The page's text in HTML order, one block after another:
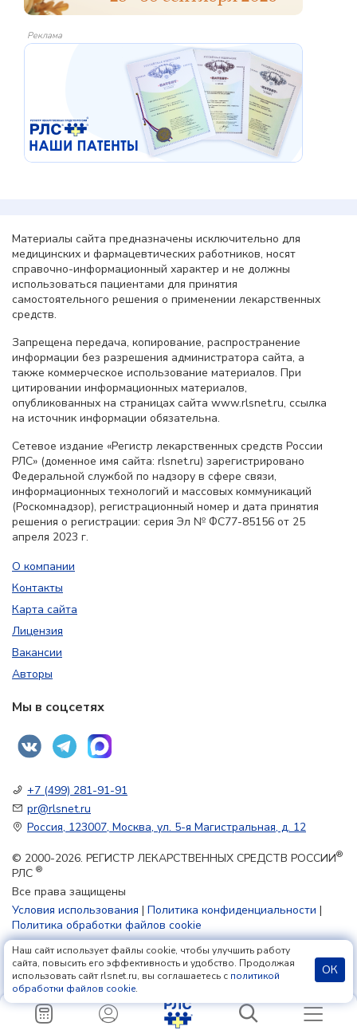
Реклама
Материалы сайта предназначены исключительно для
медицинских и фармацевтических работников, носят
справочно-информационный характер и не должны
использоваться пациентами для принятия
самостоятельного решения о применении лекарственных
средств.
Запрещена передача, копирование, распространение
информации без разрешения администратора сайта, а
также коммерческое использование материалов. При
цитировании информационных материалов,
опубликованных на страницах сайта www.rlsnet.ru, ссылка
на источник информации обязательна.
Сетевое издание «Регистр лекарственных средств России
РЛС» (доменное имя сайта: rlsnet.ru) зарегистрировано
Федеральной службой по надзору в сфере связи,
информационных технологий и массовых коммуникаций
(Роскомнадзор), регистрационный номер и дата принятия
решения о регистрации: серия Эл № ФС77-85156 от 25
апреля 2023 г.
О компании
Контакты
Карта сайта
Лицензия
Вакансии
Авторы
Мы в соцсетях
+7 (499) 281-91-91
pr@rlsnet.ru
Россия, 123007, Москва, ул. 5-я Магистральная, д. 12
© 2000-2026. РЕГИСТР ЛЕКАРСТВЕННЫХ СРЕДСТВ РОССИИ®
РЛС ®
Все права защищены
Условия использования | Политика конфиденциальности |
Политика обработки файлов cookie
18+
Наш сайт использует файлы cookie, чтобы улучшить работу
сайта, повысить его эффективность и удобство. Продолжая
использовать сайт rlsnet.ru, вы соглашаетесь с политикой
обработки файлов cookie.
ОК